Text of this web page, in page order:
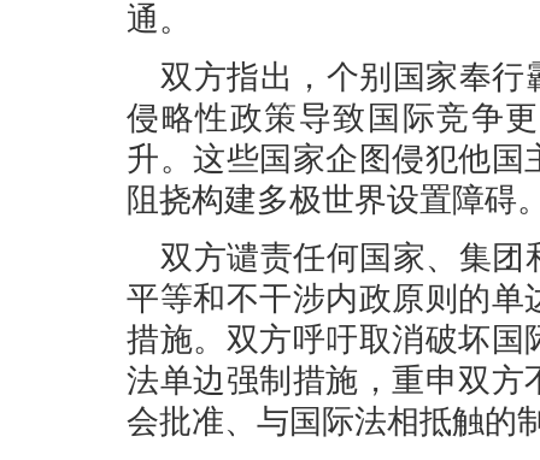
通。
双方指出，个别国家奉行
侵略性政策导致国际竞争
升。这些国家企图侵犯他
阻挠构建多极世界设置障碍
双方谴责任何国家、集团
平等和不干涉内政原则的
措施。双方呼吁取消破坏
法单边强制措施，重申双
会批准、与国际法相抵触的